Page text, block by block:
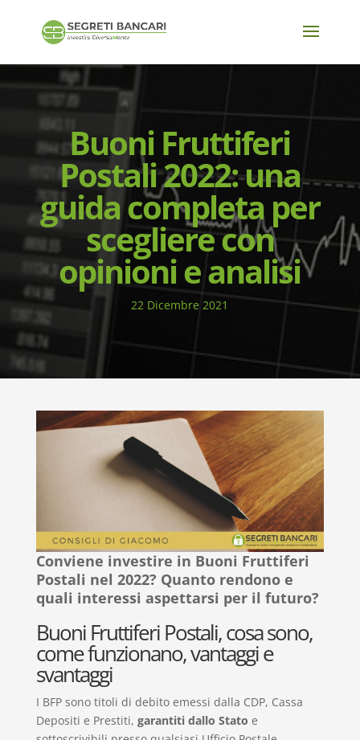
Buoni Fruttiferi
Postali 2022: una
guida completa per
scegliere con
opinioni e analisi
22 Dicembre 2021
Conviene investire in Buoni Fruttiferi
Postali nel 2022? Quanto rendono e
quali interessi aspettarsi per il futuro?
Buoni Fruttiferi Postali, cosa sono,
come funzionano, vantaggi e
svantaggi
I BFP sono titoli di debito emessi dalla CDP, Cassa
Depositi e Prestiti, garantiti dallo Stato e